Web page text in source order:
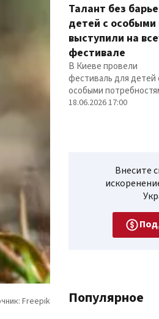
Талант без
детей с
выступили на
фестивале
В Киеве провели
фестиваль для детей
особыми
18.06.2026 17:00
Внесите
Популярное